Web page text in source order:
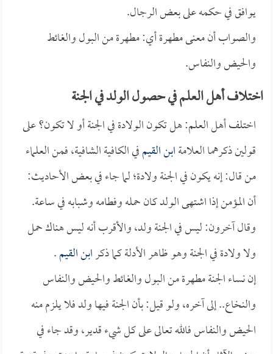
يوافق في حكمه على بعض الرجال.
والصواب أن معنى مطهرة أي: مطهرة من البول والغائط
والحيض والنفاس.
اختلاف أهل العلم في حصول الولد في الجنة
اختلف أهل العلم: هل تكون الولادة في الجنة أو لا تكون؟ على
قولين ذكرهما العلامةابن القيمفي الكافية الشافية، فمن العلماء
من قال: إنه يكون في الجنة ولادة؛ لما جاء في بعض الأحاديث:
أن المؤمن إذا اشتهى الولد كان حمله وفطامه وشبابه في ساعة.
وقال آخرون: ليس في الجنة ولد، والأقرب أنه ليس هناك حمل
ولا ولادة في الجنة وهو ظاهر الأدلة كما ذكرابن القيم.
إن نساء الجنة مطهرة من البول والغائط والحيض والنفاس
والنخاع.. إلى آخره، ولو قيل: بأن الجنة فيها ولد فلا يلزم منه
الحيض والنفاس فالله تعالى على كل شيء قدير، وقد جاء في